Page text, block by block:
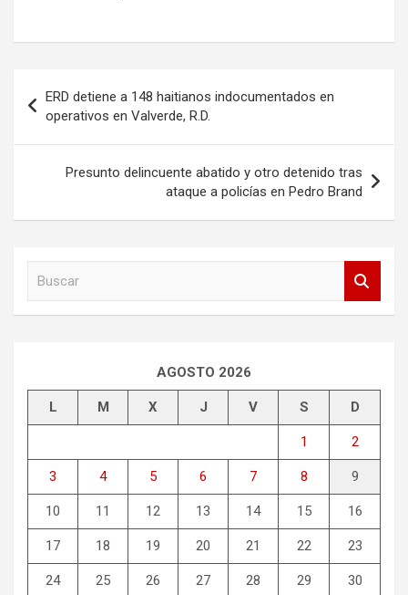
Navegación
de
entradas
ERD detiene a 148 haitianos indocumentados en
operativos en Valverde, R.D.
Presunto delincuente abatido y otro detenido tras
ataque a policías en Pedro Brand
AGOSTO 2026
L M X J V S D
1 2
3 4 5 6 7 8 9
10 11 12 13 14 15 16
17 18 19 20 21 22 23
24 25 26 27 28 29 30